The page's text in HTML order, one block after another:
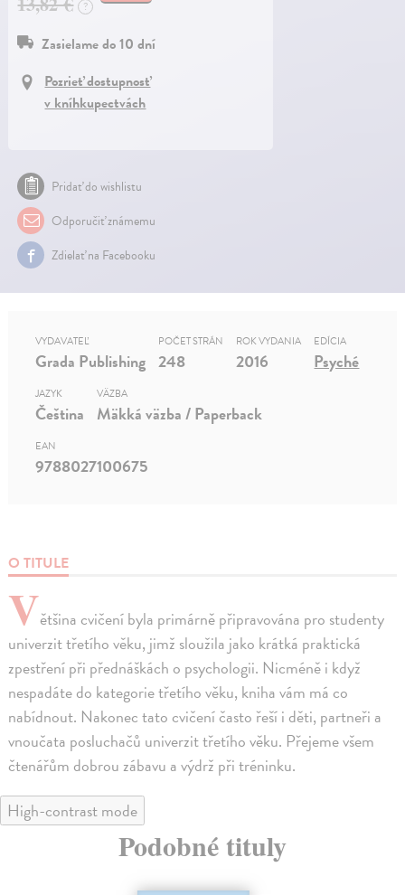
?
Zasielame do 10 dní
Pozrieť dostupnosť
v kníhkupectvách
Pridať do wishlistu
Odporučiť známemu
Zdielať na Facebooku
O TITULE
Většina cvičení byla primárně připravována pro studenty
univerzit třetího věku, jimž sloužila jako krátká praktická
zpestření při přednáškách o psychologii. Nicméně i když
nespadáte do kategorie třetího věku, kniha vám má co
nabídnout. Nakonec tato cvičení často řeší i děti, partneři a
vnoučata posluchačů univerzit třetího věku. Přejeme všem
čtenářům dobrou zábavu a výdrž při tréninku.
VYDAVATEĽ
Grada Publishing
POČET STRÁN
248
ROK VYDANIA
2016
EDÍCIA
Psyché
JAZYK
Čeština
VÄZBA
Mäkká väzba / Paperback
EAN
9788027100675
High-contrast mode
Podobné tituly